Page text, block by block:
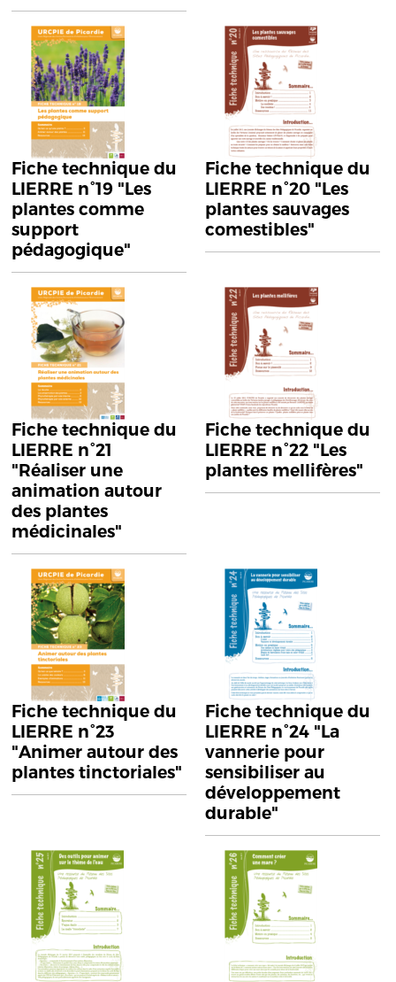
Fiche technique du
LIERRE n°19 "Les
plantes comme
support
pédagogique"
Fiche technique du
LIERRE n°20 "Les
plantes sauvages
comestibles"
Fiche technique du
LIERRE n°21
"Réaliser une
animation autour
des plantes
médicinales"
Fiche technique du
LIERRE n°22 "Les
plantes mellifères"
Fiche technique du
LIERRE n°23
"Animer autour des
plantes tinctoriales"
Fiche technique du
LIERRE n°24 "La
vannerie pour
sensibiliser au
développement
durable"